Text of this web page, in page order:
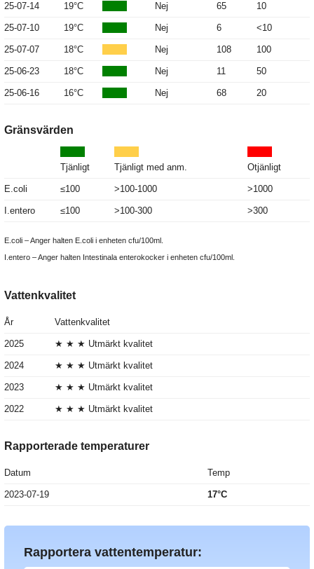
25-07-14 19°C Nej 65 10
25-07-10 19°C Nej 6 <10
25-07-07 18°C Nej 108 100
25-06-23 18°C Nej 11 50
25-06-16 16°C Nej 68 20
Gränsvärden
Tjänligt Tjänligt med anm. Otjänligt
E.coli ≤100 >100-1000 >1000
I.entero ≤100 >100-300 >300
E.coli – Anger halten E.coli i enheten cfu/100ml.
I.entero – Anger halten Intestinala enterokocker i enheten cfu/100ml.
Vattenkvalitet
År Vattenkvalitet
2025 ★ ★ ★ Utmärkt kvalitet
2024 ★ ★ ★ Utmärkt kvalitet
2023 ★ ★ ★ Utmärkt kvalitet
2022 ★ ★ ★ Utmärkt kvalitet
Rapporterade temperaturer
Datum Temp
2023-07-19 17°C
Rapportera vattentemperatur: